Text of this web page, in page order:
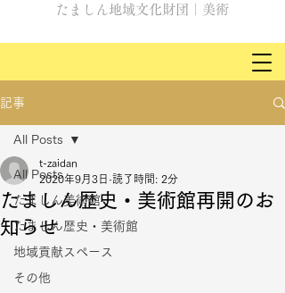
たましん地域文化財団｜美術
記事
All Posts
たましん美術館
たましん歴史・美術館
地域貢献スペース
その他
All Posts
たましん歴史・美術館再開のお
知らせ
t-zaidan
2020年9月3日 読了時間: 2分